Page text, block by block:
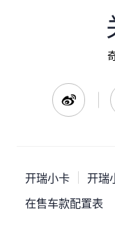
开瑞小卡 开瑞
在售车款配置表